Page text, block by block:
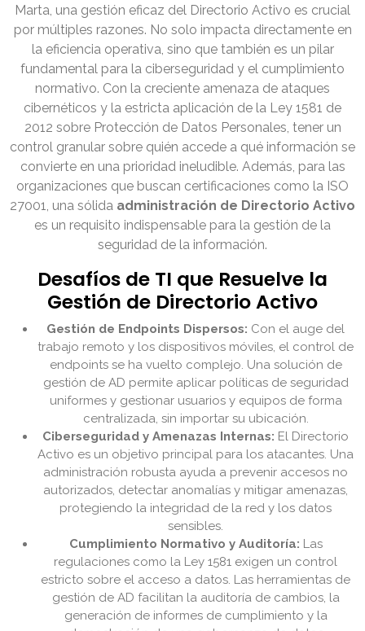
Marta, una gestión eficaz del Directorio Activo es crucial
por múltiples razones. No solo impacta directamente en
la eficiencia operativa, sino que también es un pilar
fundamental para la ciberseguridad y el cumplimiento
normativo. Con la creciente amenaza de ataques
cibernéticos y la estricta aplicación de la Ley 1581 de
2012 sobre Protección de Datos Personales, tener un
control granular sobre quién accede a qué información se
convierte en una prioridad ineludible. Además, para las
organizaciones que buscan certificaciones como la ISO
27001, una sólida administración de Directorio Activo
es un requisito indispensable para la gestión de la
seguridad de la información.
Desafíos de TI que Resuelve la
Gestión de Directorio Activo
Gestión de Endpoints Dispersos: Con el auge del
trabajo remoto y los dispositivos móviles, el control de
endpoints se ha vuelto complejo. Una solución de
gestión de AD permite aplicar políticas de seguridad
uniformes y gestionar usuarios y equipos de forma
centralizada, sin importar su ubicación.
Ciberseguridad y Amenazas Internas: El Directorio
Activo es un objetivo principal para los atacantes. Una
administración robusta ayuda a prevenir accesos no
autorizados, detectar anomalías y mitigar amenazas,
protegiendo la integridad de la red y los datos
sensibles.
Cumplimiento Normativo y Auditoría: Las
regulaciones como la Ley 1581 exigen un control
estricto sobre el acceso a datos. Las herramientas de
gestión de AD facilitan la auditoría de cambios, la
generación de informes de cumplimiento y la